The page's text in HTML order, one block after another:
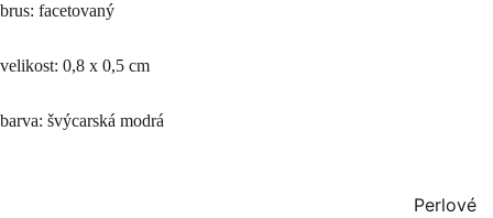
Perlové
brus: facetovaný
velikost: 0,8 x 0,5 cm
barva: švýcarská modrá